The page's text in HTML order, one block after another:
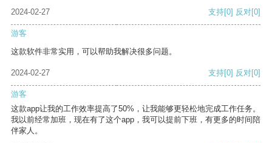
2024-02-27 支持[0] 反对[0]
游客
这款软件非常实用，可以帮助我解决很多问题。
2024-02-27 支持[0] 反对[0]
游客
这款app让我的工作效率提高了50%，让我能够更轻松地完成工作任务。
我以前经常加班，现在有了这个app，我可以提前下班，有更多的时间陪
伴家人。